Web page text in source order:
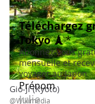
Gio-ji (Kyoto)
@Wikimedia